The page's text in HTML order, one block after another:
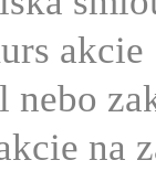
akcie
nebo
na